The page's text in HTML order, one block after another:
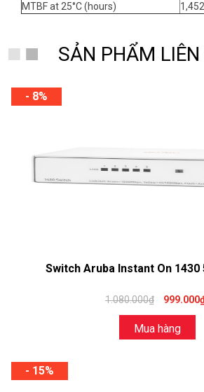
MTBF at 25°C (hours)
SẢN PHẨM LIÊN
- 8%
Switch Aruba Instant On 1430
1.080.000₫
Mua hàng
- 15%